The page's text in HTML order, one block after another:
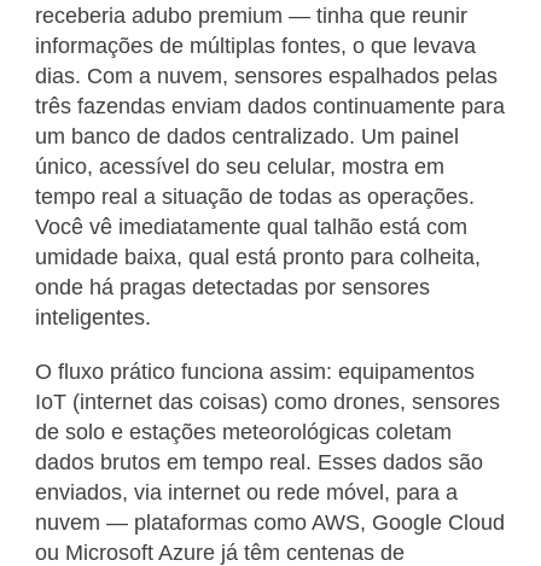
receberia adubo premium — tinha que reunir
informações de múltiplas fontes, o que levava
dias. Com a nuvem, sensores espalhados pelas
três fazendas enviam dados continuamente para
um banco de dados centralizado. Um painel
único, acessível do seu celular, mostra em
tempo real a situação de todas as operações.
Você vê imediatamente qual talhão está com
umidade baixa, qual está pronto para colheita,
onde há pragas detectadas por sensores
inteligentes.
O fluxo prático funciona assim: equipamentos
IoT (internet das coisas) como drones, sensores
de solo e estações meteorológicas coletam
dados brutos em tempo real. Esses dados são
enviados, via internet ou rede móvel, para a
nuvem — plataformas como AWS, Google Cloud
ou Microsoft Azure já têm centenas de